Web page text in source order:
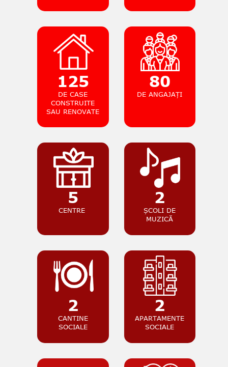
125
DE CASE
CONSTRUITE
SAU RENOVATE
80
DE ANGAJAȚI
5
CENTRE
2
ȘCOLI DE
MUZICĂ
2
CANTINE
SOCIALE
2
APARTAMENTE
SOCIALE